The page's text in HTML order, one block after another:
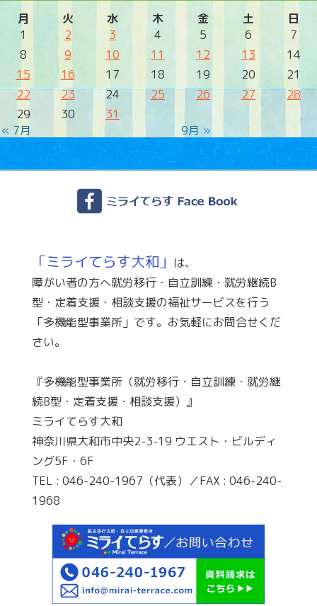
月 火 水 木 金 土 日
« 7月 9月 »
1 2 3 4 5 6
7
8
9 10 11 12 13
14
15
16 17 18 19 20
21
22
23 24 25 26 27
28
29
30 31
「ミライてらす大和」 は、
障がい者の方へ就労移行・自立訓練・就労継続B
型・定着支援・相談支援の福祉サービスを行う
「多機能型事業所」です。お気軽にお問合せくだ
さい。
『多機能型事業所（就労移行・自立訓練・就労継
続B型・定着支援・相談支援）』
ミライてらす大和
神奈川県大和市中央2-3-19 ウエスト・ビルディ
ング5F・6F
TEL : 046-240-1967（代表）／FAX : 046-240-
1968